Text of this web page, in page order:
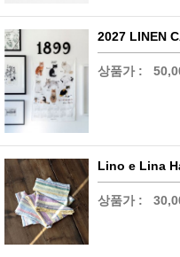
2027 LINEN
상품가 :
Lino e Lina
상품가 :